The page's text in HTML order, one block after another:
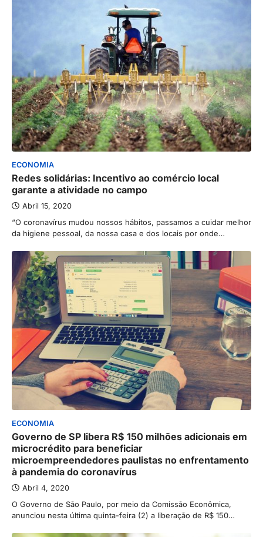
ECONOMIA
Redes solidárias: Incentivo ao comércio local
garante a atividade no campo
Abril 15, 2020
“O coronavírus mudou nossos hábitos, passamos a cuidar melhor
da higiene pessoal, da nossa casa e dos locais por onde…
ECONOMIA
Governo de SP libera R$ 150 milhões adicionais em
microcrédito para beneficiar
microempreendedores paulistas no enfrentamento
à pandemia do coronavírus
Abril 4, 2020
O Governo de São Paulo, por meio da Comissão Econômica,
anunciou nesta última quinta-feira (2) a liberação de R$ 150…